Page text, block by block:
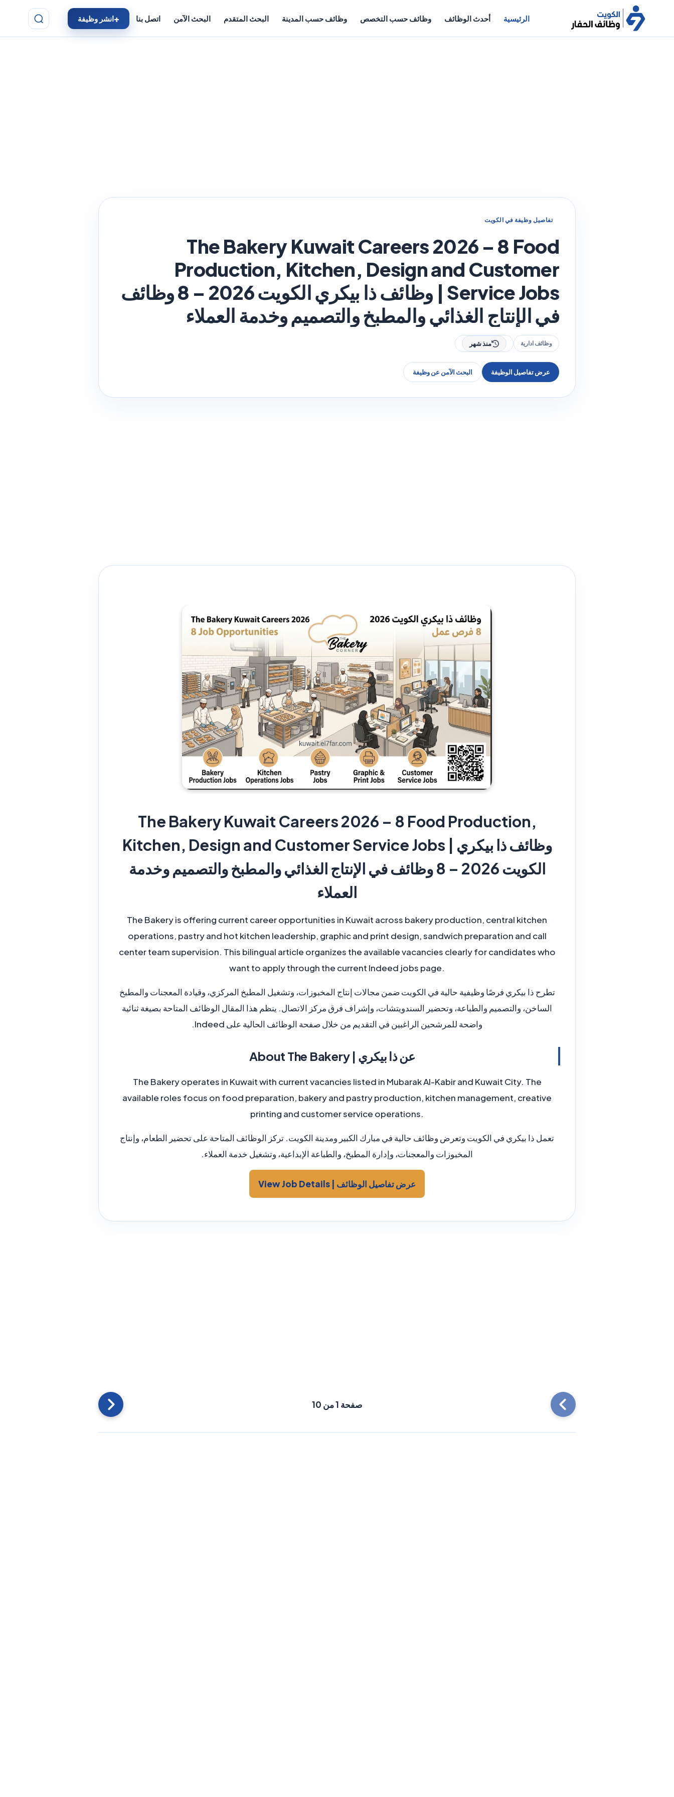
الرئيسية أحدث الوظائف وظائف حسب التخصص وظائف حسب المدينة البحث المتقدم البحث الآمن اتصل بنا انشر وظيفة
تفاصيل وظيفة في الكويت
The Bakery Kuwait Careers 2026 – 8 Food
Production, Kitchen, Design and Customer
Service Jobs | وظائف ذا بيكري الكويت 2026 – 8 وظائف
في الإنتاج الغذائي والمطبخ والتصميم وخدمة العملاء
وظائف ادارية منذ شهر
عرض تفاصيل الوظيفة البحث الآمن عن وظيفة
The Bakery Kuwait Careers 2026 – 8 Food Production,
Kitchen, Design and Customer Service Jobs | وظائف ذا بيكري
الكويت 2026 – 8 وظائف في الإنتاج الغذائي والمطبخ والتصميم وخدمة
العملاء
The Bakery is offering current career opportunities in Kuwait across bakery production, central kitchen
operations, pastry and hot kitchen leadership, graphic and print design, sandwich preparation and call
center team supervision. This bilingual article organizes the available vacancies clearly for candidates who
want to apply through the current Indeed jobs page.
تطرح ذا بيكري فرصًا وظيفية حالية في الكويت ضمن مجالات إنتاج المخبوزات، وتشغيل المطبخ المركزي، وقيادة المعجنات والمطبخ
الساخن، والتصميم والطباعة، وتحضير السندويتشات، وإشراف فرق مركز الاتصال. ينظم هذا المقال الوظائف المتاحة بصيغة ثنائية
واضحة للمرشحين الراغبين في التقديم من خلال صفحة الوظائف الحالية على Indeed.
About The Bakery | عن ذا بيكري
The Bakery operates in Kuwait with current vacancies listed in Mubarak Al-Kabir and Kuwait City. The
available roles focus on food preparation, bakery and pastry production, kitchen management, creative
printing and customer service operations.
تعمل ذا بيكري في الكويت وتعرض وظائف حالية في مبارك الكبير ومدينة الكويت. تركز الوظائف المتاحة على تحضير الطعام، وإنتاج
المخبوزات والمعجنات، وإدارة المطبخ، والطباعة الإبداعية، وتشغيل خدمة العملاء.
View Job Details | عرض تفاصيل الوظائف
صفحة 1 من 10